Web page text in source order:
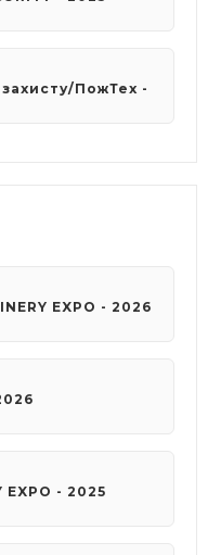
захисту/ПожТех -
EXPO - 2026
EXPO - 2025